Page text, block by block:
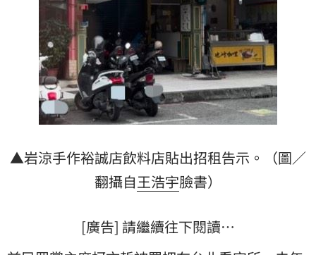
▲岩涼手作裕誠店飲料店貼出招租告示。（圖／
翻攝自王浩宇臉書）
[廣告] 請繼續往下閱讀…